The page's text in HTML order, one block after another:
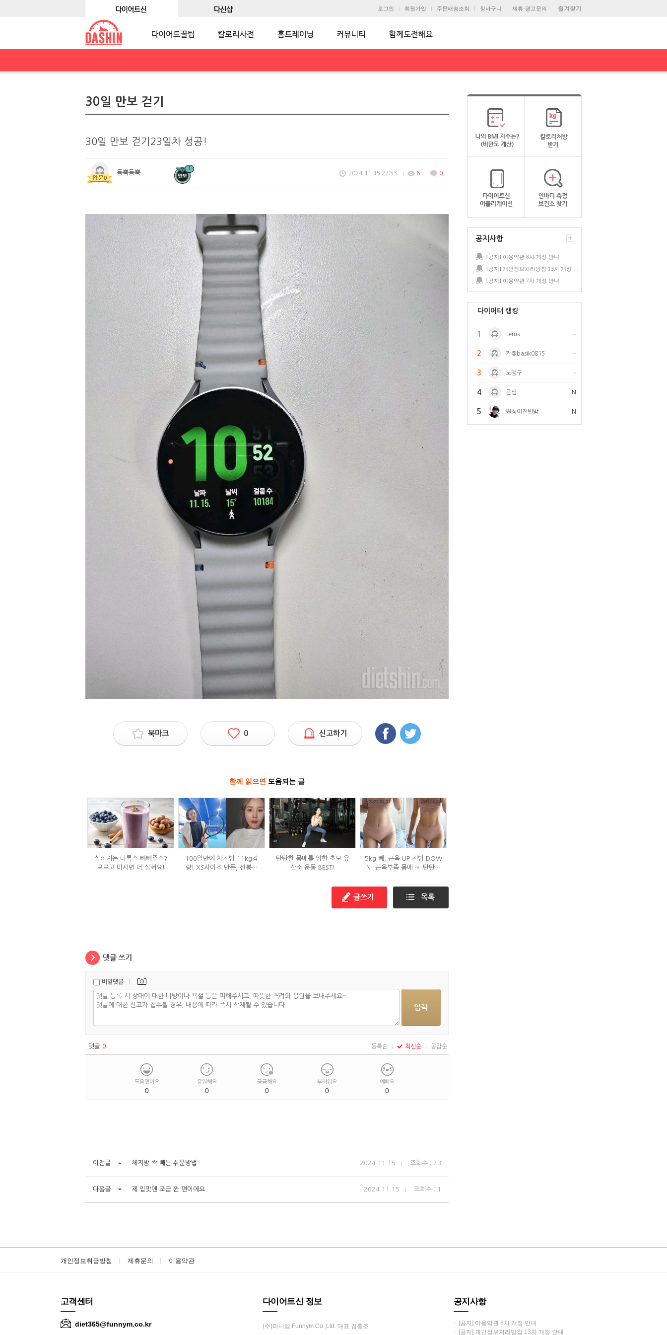
즐겨찾기
로그인 회원가입 주문배송조회 장바구니 제휴·광고문의
30일 만보 걷기
30일 만보 걷기23일차 성공!
듬뿍듬뿍
1
2024.11.15 22:53 6 0
북마크 0 신고하기
함께 읽으면 도움되는 글
살빠지는 디톡스 빼빼주스?
모르고 마시면 더 살쩌요!
100일만에 체지방 11kg감
량! XS사이즈 만든, 신봉선
탄탄한 몸매를 위한 초보 유
산소 운동 BEST!
5kg 빼, 근육 UP 지방 DOW
N! 근육부족 몸매 ☞ 탄탄몸
비밀댓글 |
댓글 0 등록순 최신순 공감순
도움됐어요
0
응원해요
0
궁금해요
0
부러워요
0
예뻐요
0
이전글 체지방 싹 빼는 쉬운방법.. 2024.11.15 조회수 : 23
다음글 제 입맛엔 조금 짠 편이에요 2024.11.15 조회수 : 1
공지사항
[공지] 이용약관 8차 개정 안내
[공지] 이용약관 7차 개정 안내
다이어터 랭킹
1 terria
2 카@basik0815
3 노맹구
4 큰샘 N
5 원싱이진빈맘 N
개인정보취급방침 제휴문의 이용약관
고객센터
diet365@funnym.co.kr
다이어트신 정보
(주)퍼니엠 Funnym Co.,Ltd. 대표 김흥조
공지사항
· [공지] 이용약관 8차 개정 안내
· [공지] 개인정보처리방침 13차 개정 안내